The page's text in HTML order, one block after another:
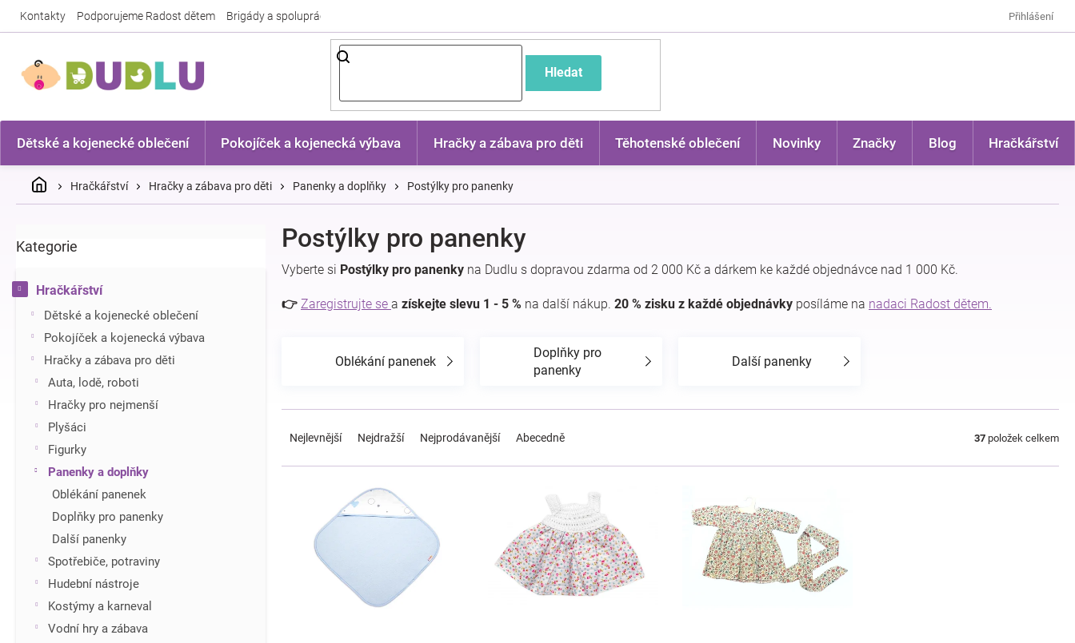
Kontakty Podporujeme Radost dětem Brigády a spolupráce Přihlášení
Hledat
Dětské a kojenecké oblečení Pokojíček a kojenecká výbava Hračky a zábava pro děti Těhotenské oblečení Novinky Značky Blog Hračkářství
DomůHračkářství Hračky a zábava pro děti Panenky a doplňky Postýlky pro panenky
o
t
r
Přeskočit
Kategorie
Hračkářství
Dětské a kojenecké oblečení
Pokojíček a kojenecká výbava
Hračky a zábava pro děti
Auta, lodě, roboti
Hračky pro nejmenší
Plyšáci
Figurky
Panenky a doplňky
Oblékání panenek
Doplňky pro panenky
Další panenky
Spotřebiče, potraviny
Hudební nástroje
Kostýmy a karneval
Vodní hry a zábava
Postýlky pro panenky
Vyberte si Postýlky pro panenky na Dudlu s dopravou zdarma od 2 000 Kč a dárkem ke každé objednávce nad 1 000 Kč.
👉 Zaregistrujte se a získejte slevu 1 - 5 % na další nákup. 20 % zisku z každé objednávky posíláme na nadaci Radost dětem.
Oblékání panenek
Doplňky pro
panenky
Další panenky
e
Nejlevnější Nejdražší Nejprodávanější Abecedně 37 položek celkem